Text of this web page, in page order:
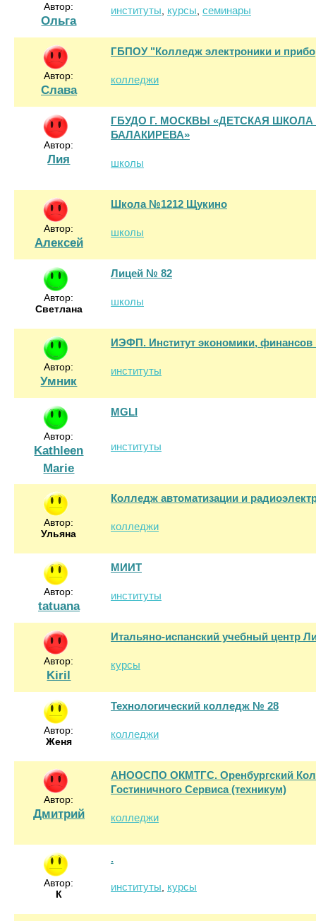
Автор:
Ольга
институты курсы семинары
Автор:
Слава
ГБПОУ "Колледж электроники и
колледжи
Автор:
Лия
ГБУДО Г. МОСКВЫ «ДЕТСКАЯ
БАЛАКИРЕВА»
школы
Автор:
Алексей
Школа №1212 Щукино
школы
Автор:
Светлана
Лицей № 82
школы
Автор:
Умник
ИЭФП. Институт экономики,
институты
Автор:
Kathleen
Marie
MGLI
институты
Автор:
Ульяна
Колледж автоматизации и
колледжи
Автор:
tatuana
МИИТ
институты
Автор:
Kiril
Итальяно-испанский учебный центр
курсы
Автор:
Женя
Технологический колледж № 28
колледжи
Автор:
Дмитрий
АНООСПО ОКМТГС. Оренбургский
Гостиничного Сервиса (техникум)
колледжи
Автор:
К
.
институты курсы